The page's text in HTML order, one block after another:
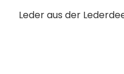
Leder aus der